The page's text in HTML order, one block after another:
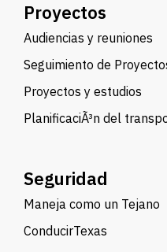
Proyectos
Audiencias y reuniones
Seguimiento de
Proyectos y estudios
PlanificaciÃ³n del
Seguridad
Maneja como un Tejano
ConducirTexas